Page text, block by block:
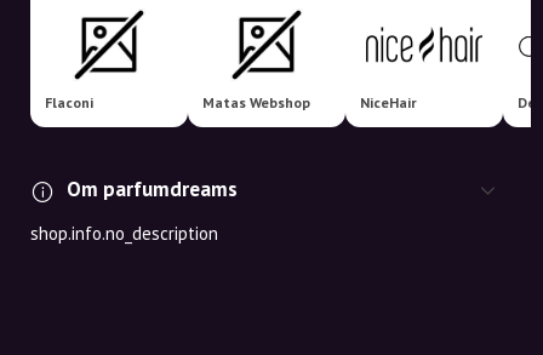
Flaconi Matas Webshop NiceHair
Om parfumdreams
shop.info.no_description